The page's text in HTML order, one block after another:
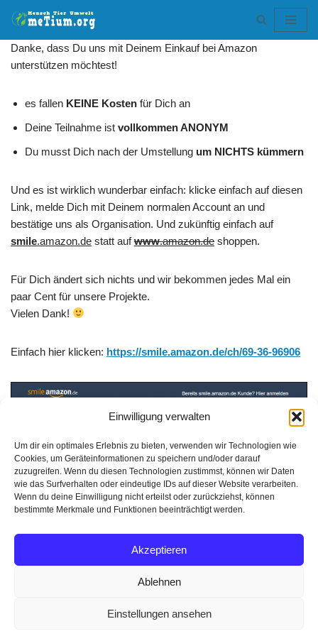
Einwilligung verwalten
Um dir ein optimales Erlebnis zu bieten, verwenden wir Technologien wie
Cookies, um Geräteinformationen zu speichern und/oder darauf
zuzugreifen. Wenn du diesen Technologien zustimmst, können wir Daten
wie das Surfverhalten oder eindeutige IDs auf dieser Website verarbeiten.
Wenn du deine Einwilligung nicht erteilst oder zurückziehst, können
bestimmte Merkmale und Funktionen beeinträchtigt werden.
Akzeptieren
Ablehnen
Einstellungen ansehen
Zum
Inhalt
springen
Danke, dass Du uns mit Deinem Einkauf bei Amazon
unterstützen möchtest!
es fallen KEINE Kosten für Dich an
Deine Teilnahme ist vollkommen ANONYM
Du musst Dich nach der Umstellung um NICHTS kümmern
Und es ist wirklich wunderbar einfach: klicke einfach auf diesen
Link, melde Dich mit Deinem normalen Account an und
bestätige uns als Organisation. Und zukünftig einfach auf
smile.amazon.de statt aufwww.amazon.de shoppen.
Für Dich ändert sich nichts und wir bekommen jedes Mal ein
paar Cent für unsere Projekte.
Vielen Dank!
Einfach hier klicken: https://smile.amazon.de/ch/69-36-96906
© 2022
meTium.org